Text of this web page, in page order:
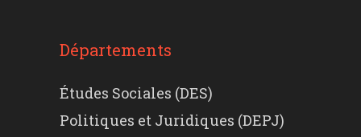
Départements
Études Sociales (DES)
Politiques et Juridiques (DEPJ)